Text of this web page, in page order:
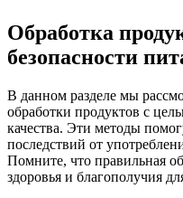
Обработка
безопасности
В данном разделе мы
обработки продуктов с
качества. Эти методы
последствий от
Помните, что правильная
здоровья и благополучия